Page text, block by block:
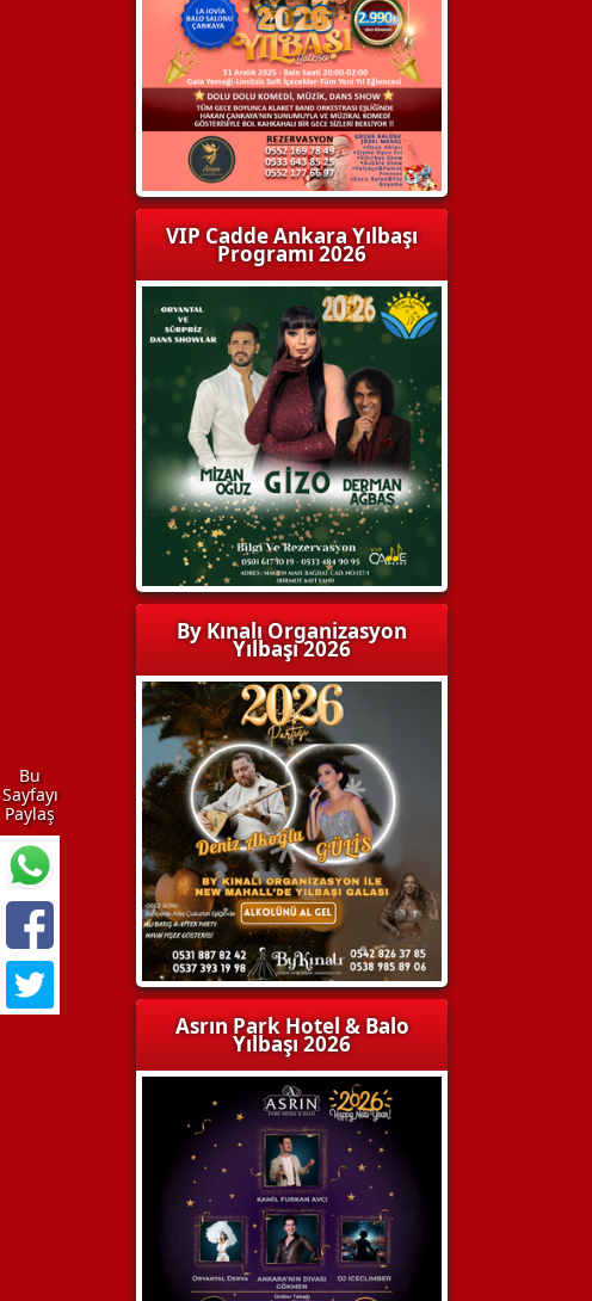
VIP Cadde Ankara Yılbaşı
Programı 2026
By Kınalı Organizasyon
Yılbaşı 2026
Asrın Park Hotel & Balo
Yılbaşı 2026
Bu
Sayfayı
Paylaş